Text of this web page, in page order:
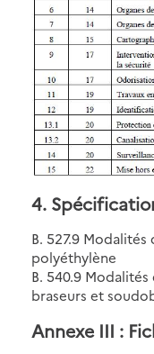
4.
B. 527.9
polyéthylène
B. 540.9
braseurs et
Annexe III :